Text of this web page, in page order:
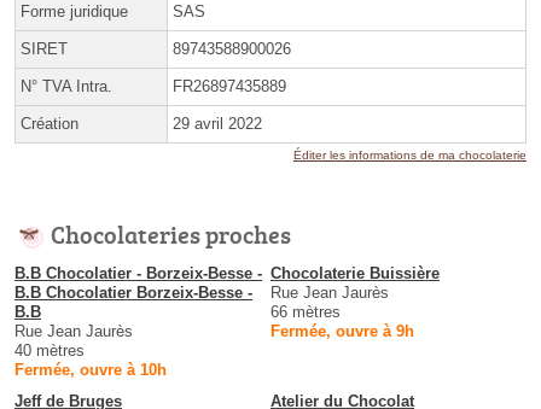
Forme juridique SAS
SIRET 89743588900026
N° TVA Intra. FR26897435889
Création 29 avril 2022
Éditer les informations de ma chocolaterie
Chocolateries proches
B.B Chocolatier - Borzeix-Besse -
B.B Chocolatier Borzeix-Besse -
B.B
Rue Jean Jaurès
40 mètres
Fermée, ouvre à 10h
Chocolaterie Buissière
Rue Jean Jaurès
66 mètres
Fermée, ouvre à 9h
Jeff de Bruges
Atelier du Chocolat